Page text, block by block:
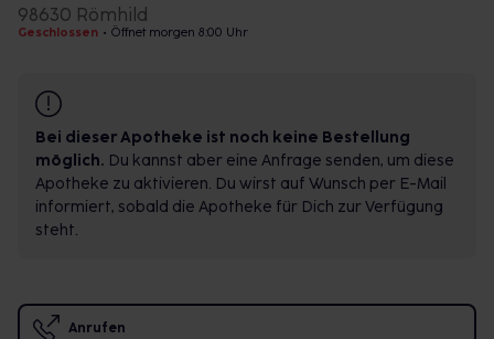
98630 Römhild
Geschlossen • Öffnet morgen 8:00 Uhr
Bei dieser Apotheke ist noch keine Bestellung
möglich. Du kannst aber eine Anfrage senden, um diese
Apotheke zu aktivieren. Du wirst auf Wunsch per E-Mail
informiert, sobald die Apotheke für Dich zur Verfügung
steht.
Anrufen